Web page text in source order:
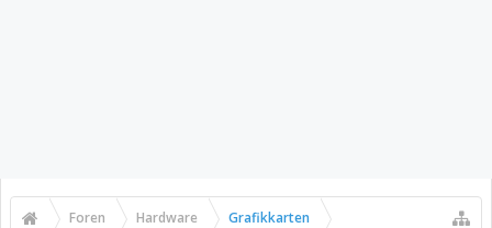
Foren Hardware Grafikkarten